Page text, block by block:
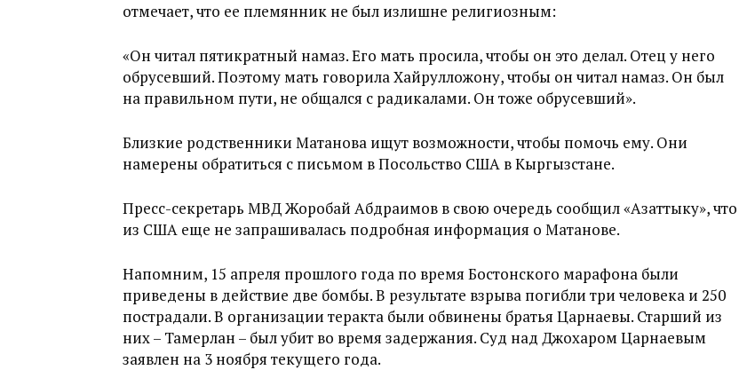
отмечает, что ее племянник не был излишне религиозным:
«Он читал пятикратный намаз. Его мать просила, чтобы он это делал. Отец у него
обрусевший. Поэтому мать говорила Хайрулложону, чтобы он читал намаз. Он был
на правильном пути, не общался с радикалами. Он тоже обрусевший».
Близкие родственники Матанова ищут возможности, чтобы помочь ему. Они
намерены обратиться с письмом в Посольство США в Кыргызстане.
Пресс-секретарь МВД Жоробай Абдраимов в свою очередь сообщил «Азаттыку», что
из США еще не запрашивалась подробная информация о Матанове.
Напомним, 15 апреля прошлого года по время Бостонского марафона были
приведены в действие две бомбы. В результате взрыва погибли три человека и 250
пострадали. В организации теракта были обвинены братья Царнаевы. Старший из
них – Тамерлан – был убит во время задержания. Суд над Джохаром Царнаевым
заявлен на 3 ноября текущего года.